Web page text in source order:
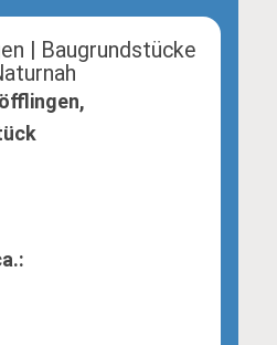
| Baugrundstücke